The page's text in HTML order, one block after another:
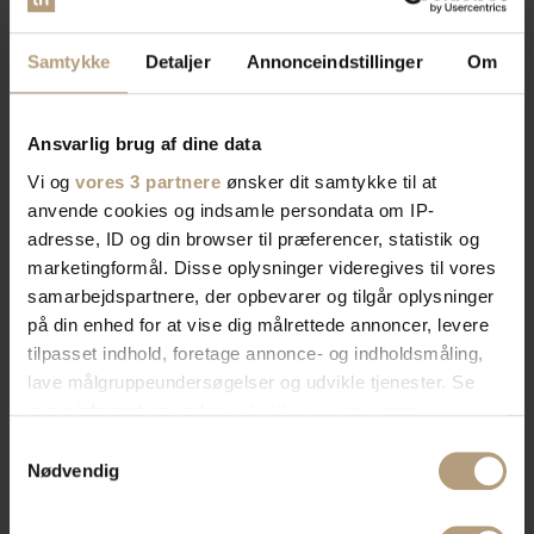
Samtykke Detaljer Annonceindstillinger Om
Ansvarlig brug af dine data
Vi og vores 3 partnere ønsker dit samtykke til at
anvende cookies og indsamle persondata om IP-
adresse, ID og din browser til præferencer, statistik og
marketingformål. Disse oplysninger videregives til vores
samarbejdspartnere, der opbevarer og tilgår oplysninger
på din enhed for at vise dig målrettede annoncer, levere
tilpasset indhold, foretage annonce- og indholdsmåling,
lave målgruppeundersøgelser og udvikle tjenester. Se
tilbage eller ændre indstillinger fra vores
"Cookiedeklaration", eller ved at trykke på "Privacy
Nødvendig